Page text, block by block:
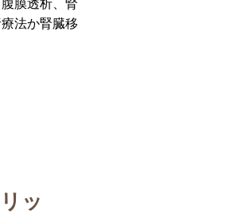
膜透析、腎
法か腎臓移
ッ